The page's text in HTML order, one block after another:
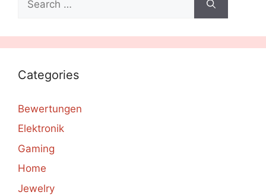
for:
Categories
Bewertungen
Elektronik
Gaming
Home
Jewelry